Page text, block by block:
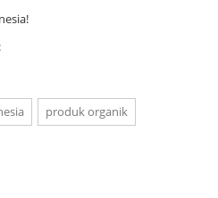
produk organik